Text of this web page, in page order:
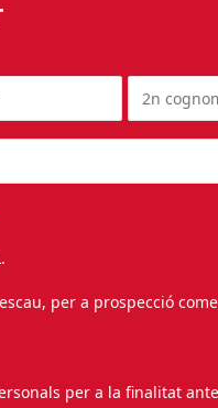
per a prospecció
per a la finalitat